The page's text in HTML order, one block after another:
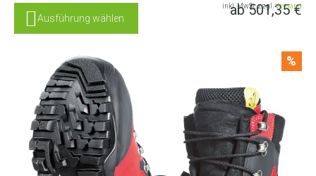
ab501,35€
inkl. MwSt. zzgl. Versand
Ausführung wählen
%